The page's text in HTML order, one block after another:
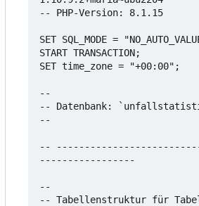
-- PHP-Version: 8.1.15
SET SQL_MODE =
START TRANSACTION;
SET time_zone = "+00:00";
--
-- Datenbank:
--
--
-----------------
--
-- Tabellenstruktur für